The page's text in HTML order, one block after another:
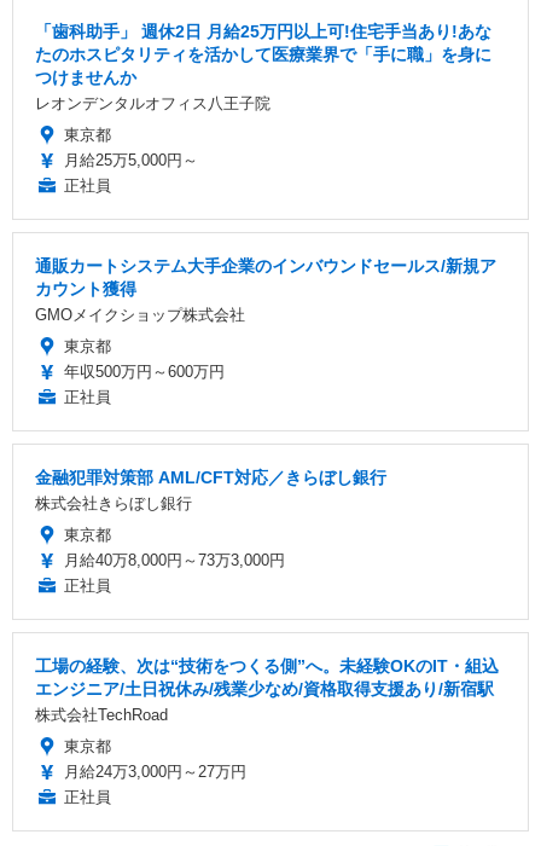
「歯科助手」 週休2日 ️月給25万円以上可!住宅手当あり!あな
たのホスピタリティを活かして医療業界で「手に職」を身に
つけませんか
レオンデンタルオフィス八王子院
東京都
月給25万5,000円～
正社員
通販カートシステム大手企業のインバウンドセールス/新規ア
カウント獲得
GMOメイクショップ株式会社
東京都
年収500万円～600万円
正社員
金融犯罪対策部 AML/CFT対応／きらぼし銀行
株式会社きらぼし銀行
東京都
月給40万8,000円～73万3,000円
正社員
工場の経験、次は“技術をつくる側”へ。未経験OKのIT・組込
エンジニア/土日祝休み/残業少なめ/資格取得支援あり/新宿駅
株式会社TechRoad
東京都
月給24万3,000円～27万円
正社員